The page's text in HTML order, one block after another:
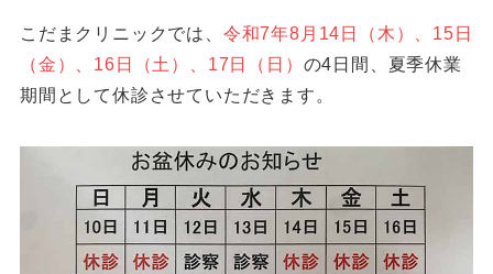
こだまクリニックでは、 令和7年8月14日（木）、15日
（金）、16日（土）、17日（日） の4日間、夏季休業
期間として休診させていただきます。